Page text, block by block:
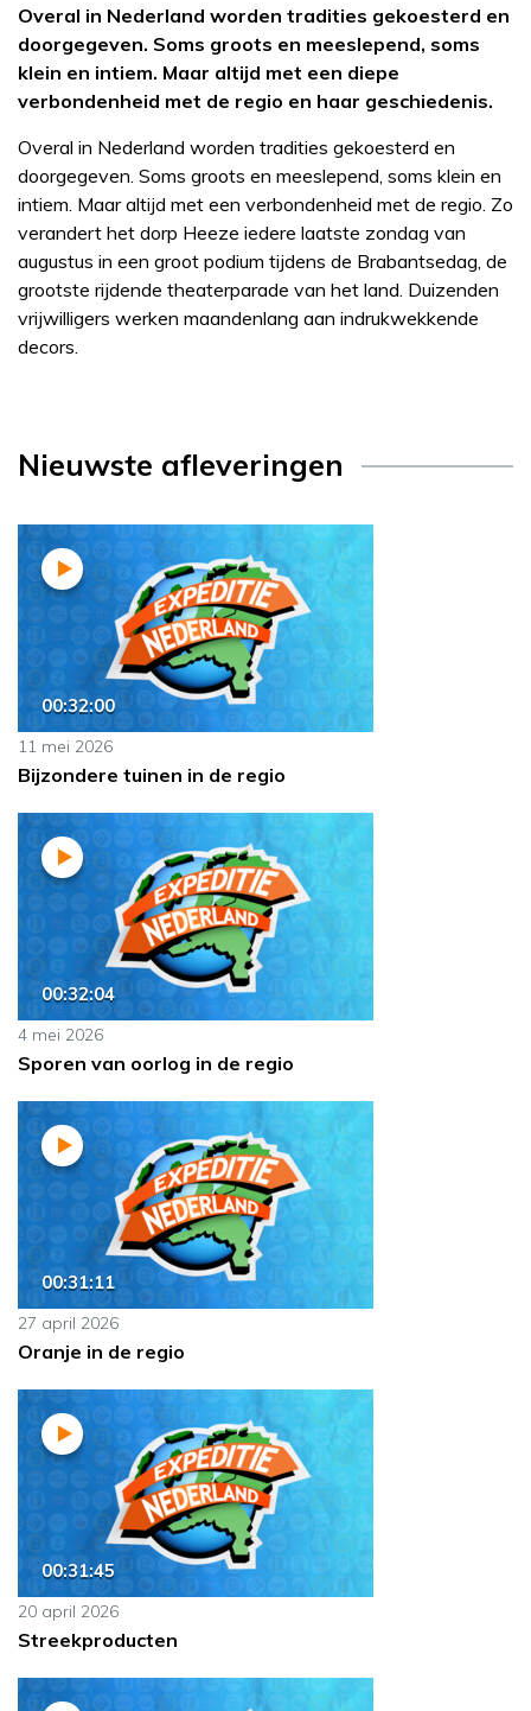
Overal in Nederland worden tradities gekoesterd en
doorgegeven. Soms groots en meeslepend, soms
klein en intiem. Maar altijd met een diepe
verbondenheid met de regio en haar geschiedenis.
Overal in Nederland worden tradities gekoesterd en
doorgegeven. Soms groots en meeslepend, soms klein en
intiem. Maar altijd met een verbondenheid met de regio. Zo
verandert het dorp Heeze iedere laatste zondag van
augustus in een groot podium tijdens de Brabantsedag, de
grootste rijdende theaterparade van het land. Duizenden
vrijwilligers werken maandenlang aan indrukwekkende
decors.
Nieuwste afleveringen
00:32:00
11 mei 2026
Bijzondere tuinen in de regio
00:32:04
4 mei 2026
Sporen van oorlog in de regio
00:31:11
27 april 2026
Oranje in de regio
00:31:45
20 april 2026
Streekproducten